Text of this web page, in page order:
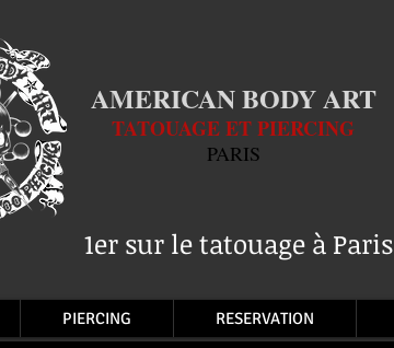
AMERICAN BODY ART
TATOUAGE ET PIERCING
PARIS
1er sur le tatouage à Paris
PIERCING RESERVATION